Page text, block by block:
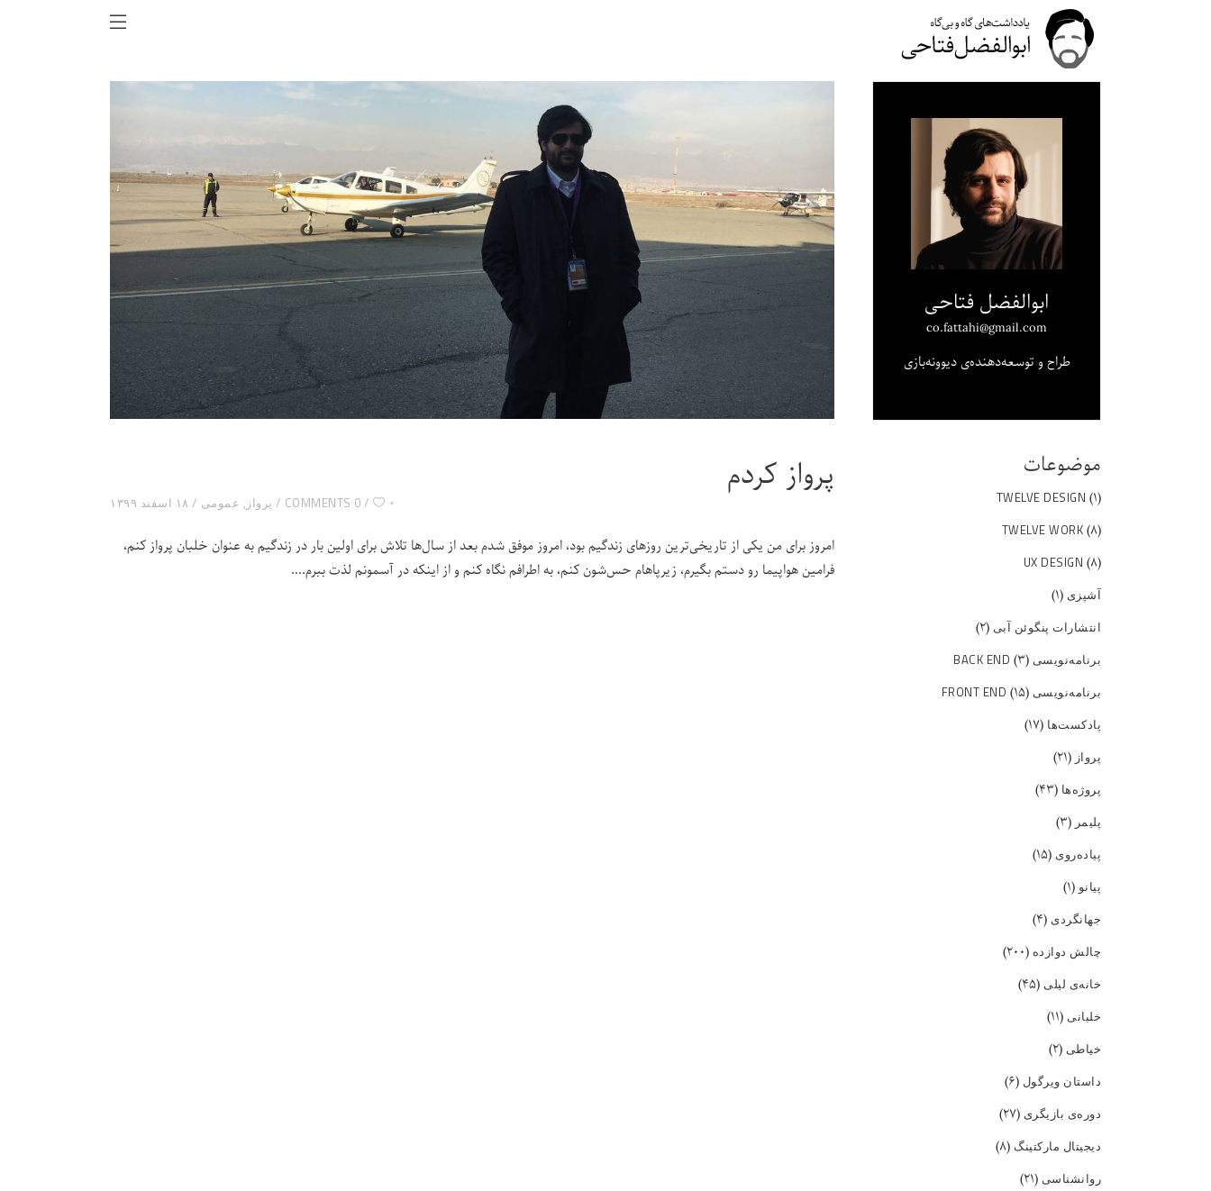
پرواز کردم
۱۸ اسفند ۱۳۹۹ پرواز , عمومی 0 COMMENTS ۰
امروز برای من یکی از تاریخی‌ترین روزهای زندگیم بود، امروز موفق شدم بعد از سال‌ها تلاش برای اولین بار در زندگیم به عنوان خلبان پرواز کنم،
فرامین هواپیما رو دستم بگیرم، زیرپاهام حس‌شون کنم، به اطرافم نگاه کنم و از اینکه در آسمونم لذت ببرم.
ابوالفضل فتاحی
co.fattahi@gmail.com
طراح و توسعه‌دهنده‌ی دیوونه‌بازی
موضوعات
TWELVE DESIGN (۱)
TWELVE WORK (۸)
UX DESIGN (۸)
آشپزی (۱)
انتشارات پنگوئن آبی (۲)
برنامه‌نویسی BACK END (۳)
برنامه‌نویسی FRONT END (۱۵)
پادکست‌ها (۱۷)
پرواز(۲۱)
پروژه‌ها (۴۳)
پلیمر(۳)
پیاده‌روی (۱۵)
پیانو(۱)
جهانگردی (۴)
چالش دوازده (۲۰۰)
خانه‌ی لیلی (۴۵)
خلبانی (۱۱)
خیاطی (۲)
داستان ویرگول (۶)
دوره‌ی بازیگری (۲۷)
دیجیتال مارکتینگ (۸)
روانشناسی (۲۱)